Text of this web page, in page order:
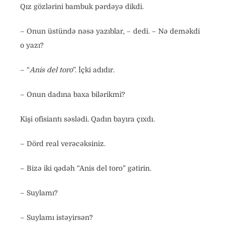
Qız gözlərini bambuk pərdəyə dikdi.
– Onun üstündə nəsə yazıblar, – dedi. – Nə deməkdi
o yazı?
– “Anis del toro”. İçki adıdır.
– Onun dadına baxa bilərikmi?
Kişi ofisiantı səslədi. Qadın bayıra çıxdı.
– Dörd real verəcəksiniz.
– Bizə iki qədəh “Anis del toro” gətirin.
– Suylamı?
– Suylamı istəyirsən?